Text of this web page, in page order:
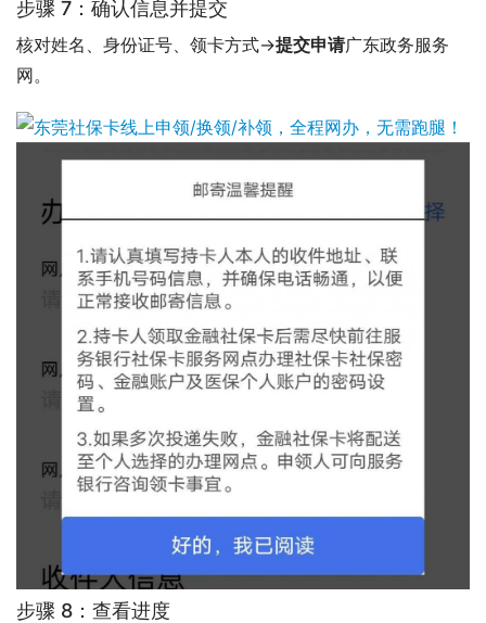
步骤 7：确认信息并提交
核对姓名、身份证号、领卡方式→提交申请广东政务服务
网。
步骤 8：查看进度